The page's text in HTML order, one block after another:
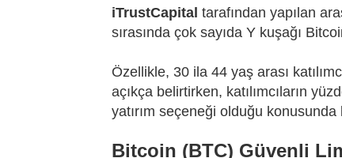
iTrustCapital tarafından yapılan
sırasında çok sayıda Y kuşağı
Özellikle, 30 ila 44 yaş arası
açıkça belirtirken, katılımcıların
yatırım seçeneği olduğu konusunda
Bitcoin (BTC) Güvenli